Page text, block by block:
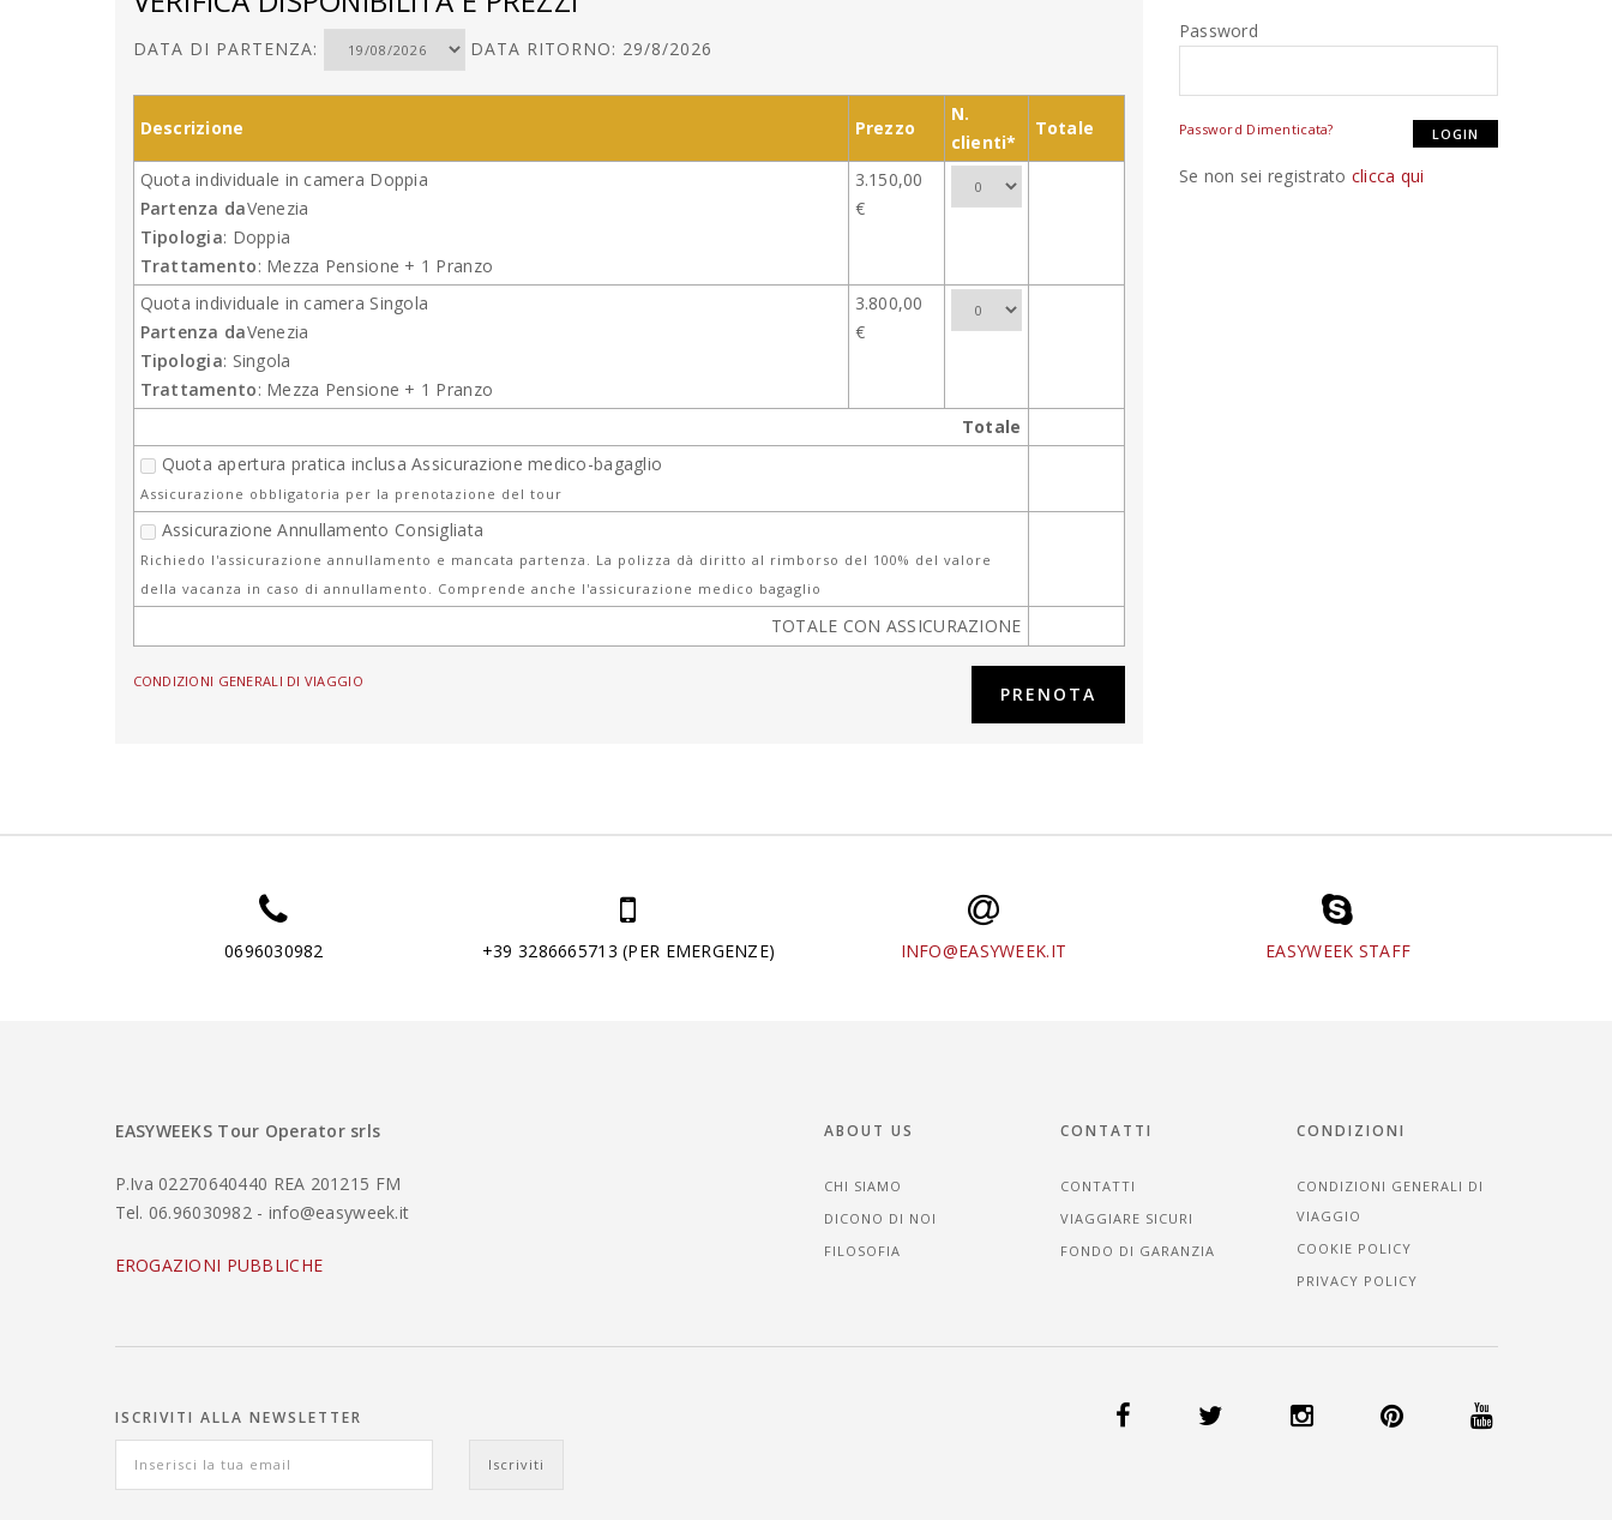
DATA DI PARTENZA: DATA RITORNO: 29/8/2026
Descrizione Prezzo
N.
clienti*
Totale
Quota individuale in camera Doppia
Partenza daVenezia
Tipologia: Doppia
Trattamento: Mezza Pensione + 1 Pranzo
3.150,00
€
Quota individuale in camera Singola
Partenza daVenezia
Tipologia: Singola
Trattamento: Mezza Pensione + 1 Pranzo
3.800,00
€
Totale
Quota apertura pratica inclusa Assicurazione medico-bagaglio
Assicurazione obbligatoria per la prenotazione del tour
Assicurazione Annullamento Consigliata
Richiedo l'assicurazione annullamento e mancata partenza. La polizza dà diritto al rimborso del 100% del valore
della vacanza in caso di annullamento. Comprende anche l'assicurazione medico bagaglio
TOTALE CON ASSICURAZIONE
CONDIZIONI GENERALI DI VIAGGIO
Password
Password Dimenticata?
Se non sei registrato clicca qui
0696030982 +39 3286665713 (PER EMERGENZE) INFO@EASYWEEK.IT EASYWEEK STAFF
EASYWEEKS Tour Operator srls
P.Iva 02270640440 REA 201215 FM
Tel. 06.96030982 - info@easyweek.it
EROGAZIONI PUBBLICHE
ABOUT US
CHI SIAMO
DICONO DI NOI
FILOSOFIA
CONTATTI
CONTATTI
VIAGGIARE SICURI
FONDO DI GARANZIA
CONDIZIONI
CONDIZIONI GENERALI DI
VIAGGIO
COOKIE POLICY
PRIVACY POLICY
ISCRIVITI ALLA NEWSLETTER